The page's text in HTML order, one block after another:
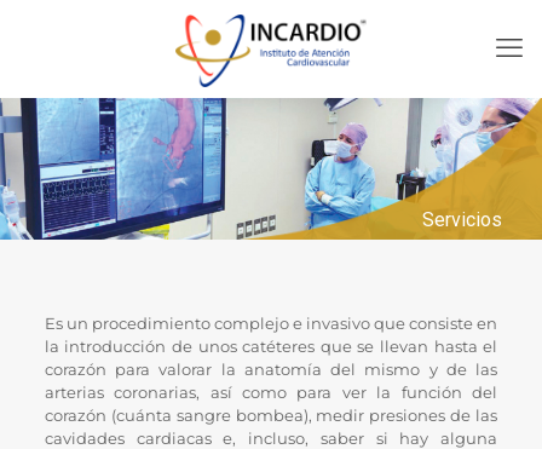
Servicios
Es un procedimiento complejo e invasivo que consiste en
la introducción de unos catéteres que se llevan hasta el
corazón para valorar la anatomía del mismo y de las
arterias coronarias, así como para ver la función del
corazón (cuánta sangre bombea), medir presiones de las
cavidades cardiacas e, incluso, saber si hay alguna